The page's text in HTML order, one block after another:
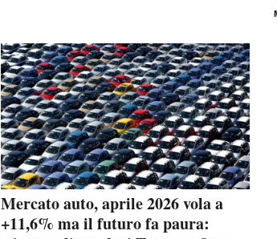
Mercato auto, aprile 2026 vola a
+11,6% ma il futuro fa paura: